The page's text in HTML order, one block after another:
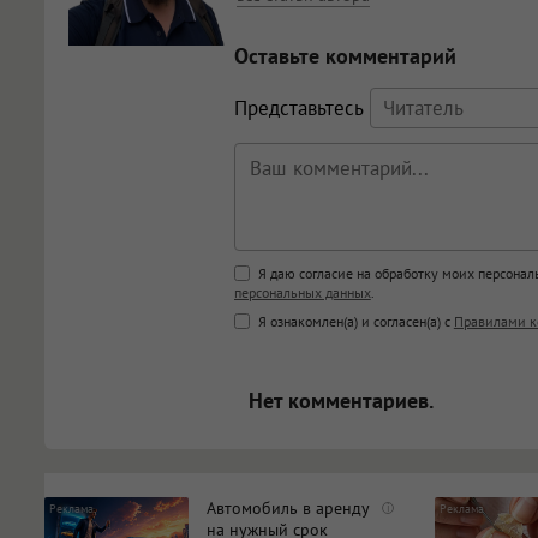
Оставьте комментарий
Представьтесь
Поддержка HTML
<b>, <strong>, <u>, <i>, <em>,
<blockquote>, <code>
Я даю согласие на обработку моих
персональных данных.
Я ознакомлен(а) и согласен(а) с Правилами
Нет комментариев.
i
Автомобиль в аренду
на нужный срок